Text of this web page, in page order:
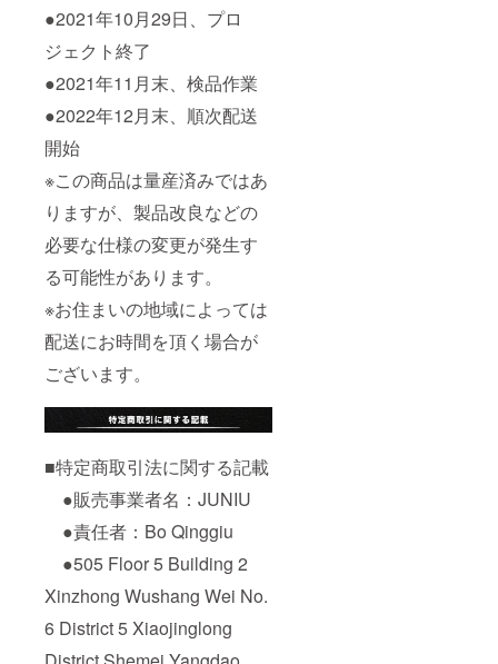
●2021年10月29日、プロ
ジェクト終了
●2021年11月末、検品作業
●2022年12月末、順次配送
開始
※この商品は量産済みではあ
りますが、製品改良などの
必要な仕様の変更が発生す
る可能性があります。
※お住まいの地域によっては
配送にお時間を頂く場合が
ございます。
■特定商取引法に関する記載
●販売事業者名：JUNIU
●責任者：Bo Qinggiu
●505 Floor 5 Building 2
Xinzhong Wushang Wei No.
6 District 5 Xiaojinglong